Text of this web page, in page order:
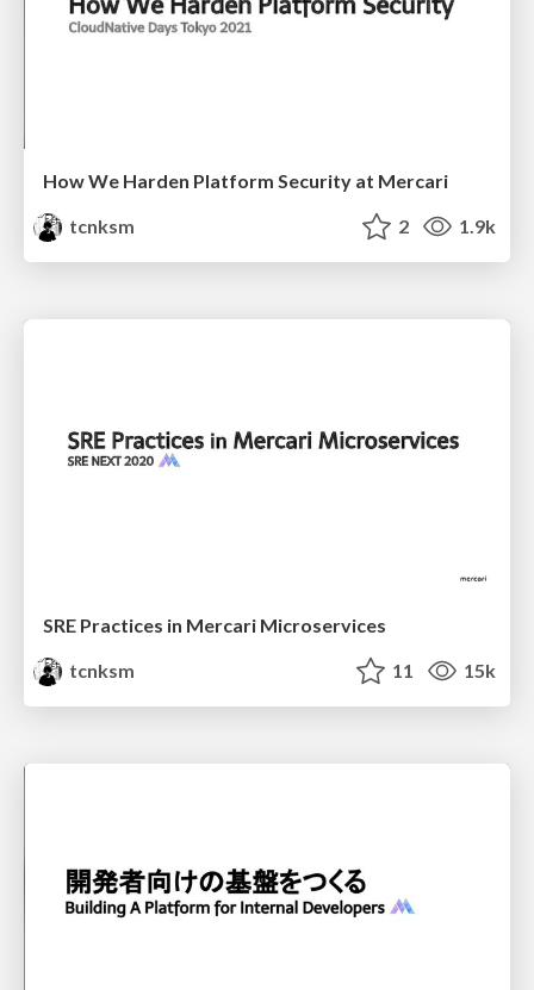
How We Harden Platform Security at Mercari
tcnksm
2 1.9k
SRE Practices in Mercari Microservices
tcnksm
11 15k